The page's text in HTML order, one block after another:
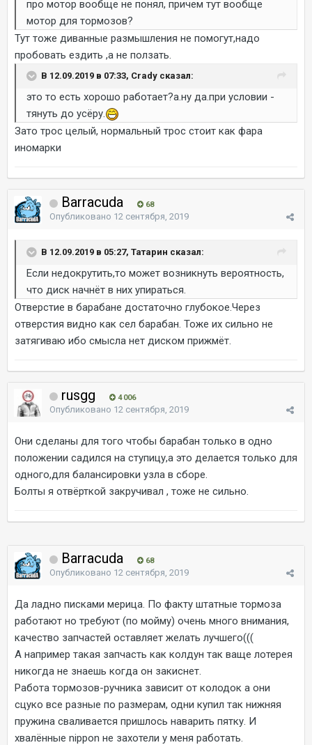
про мотор вообще не понял, причем тут вообще
мотор для тормозов?
Тут тоже диванные размышления не помогут,надо
пробовать ездить ,а не ползать.
В 12.09.2019 в 07:33, Crady сказал:
это то есть хорошо работает?а.ну да.при условии -
тянуть до усёру.
Зато трос целый, нормальный трос стоит как фара
иномарки
Barracuda 68
Опубликовано 12 сентября, 2019
В 12.09.2019 в 05:27, Татарин сказал:
Если недокрутить,то может возникнуть вероятность,
что диск начнёт в них упираться.
Отверстие в барабане достаточно глубокое.Через
отверстия видно как сел барабан. Тоже их сильно не
затягиваю ибо смысла нет диском прижмёт.
rusgg 4 006
Опубликовано 12 сентября, 2019
Они сделаны для того чтобы барабан только в одно
положении садился на ступицу,а это делается только для
одного,для балансировки узла в сборе.
Болты я отвёрткой закручивал , тоже не сильно.
Barracuda 68
Опубликовано 12 сентября, 2019
Да ладно писками мерица. По факту штатные тормоза
работают но требуют (по мойму) очень много внимания,
качество запчастей оставляет желать лучшего(((
А например такая запчасть как колдун так ваще лотерея
никогда не знаешь когда он закиснет.
Работа тормозов-ручника зависит от колодок а они
сцуко все разные по размерам, одни купил так нижняя
пружина сваливается пришлось наварить пятку. И
хвалённые nippon не захотели у меня работать.